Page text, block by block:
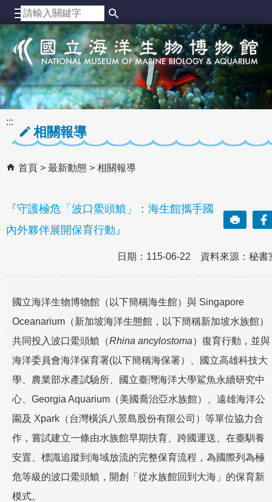
跳到主要內容區塊
:::
相關報導
首頁 最新動態 相關報導
『守護極危「波口鱟頭鱝」：海生館攜手國
內外夥伴展開保育行動』
日期：115-06-22 資料來源：秘書
國立海洋生物博物館（以下簡稱海生館）與 Singapore
Oceanarium（新加坡海洋生態館，以下簡稱新加坡水族館）
共同投入波口鱟頭鱝（Rhina ancylostoma）復育行動，並與
海洋委員會海洋保育署(以下簡稱海保署）、國立高雄科技大
學、農業部水產試驗所、國立臺灣海洋大學鯊魚永續研究中
心、Georgia Aquarium（美國喬治亞水族館）、遠雄海洋公
園及 Xpark（台灣橫浜八景島股份有限公司）等單位協力合
作，嘗試建立一條由水族館早期扶育、跨國運送、在臺馴養
安置、標識追蹤到海域放流的完整保育流程，為國際列為極
危等級的波口鱟頭鱝，開創「從水族館回到大海」的保育新
模式。